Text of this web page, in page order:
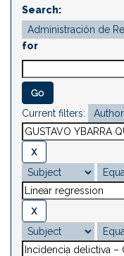
Search:
for
Current filters: